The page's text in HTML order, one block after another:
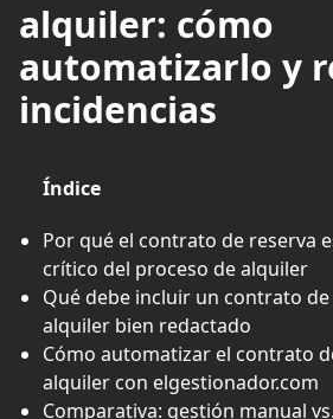
alquiler: cómo
automatizarlo y
incidencias
Índice
Por qué el contrato de reserva
crítico del proceso de alquiler
Qué debe incluir un contrato
alquiler bien redactado
Cómo automatizar el contrato
alquiler con elgestionador.com
Comparativa: gestión manual